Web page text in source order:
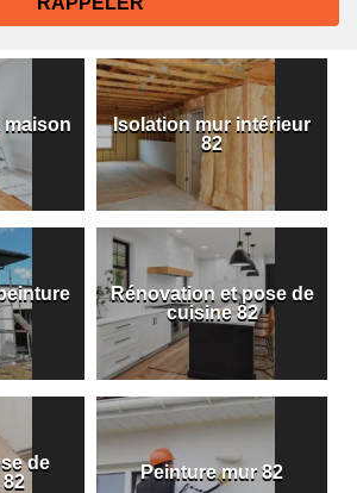
maison
Isolation mur intérieur
82
Rénovation et pose de
cuisine 82
de
Peinture mur 82